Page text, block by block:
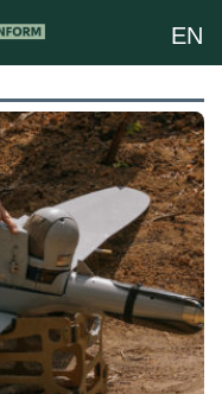
EN